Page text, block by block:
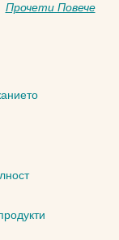
Прочети Повече